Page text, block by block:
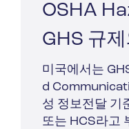
OSHA
GHS 규
미국에서는
d
성 정보전달 기
또는 HCS라고